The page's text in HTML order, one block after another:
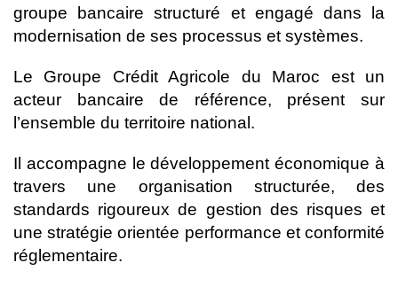
groupe bancaire structuré et engagé dans la
modernisation de ses processus et systèmes.
Le Groupe Crédit Agricole du Maroc est un
acteur bancaire de référence, présent sur
l’ensemble du territoire national.
Il accompagne le développement économique à
travers une organisation structurée, des
standards rigoureux de gestion des risques et
une stratégie orientée performance et conformité
réglementaire.